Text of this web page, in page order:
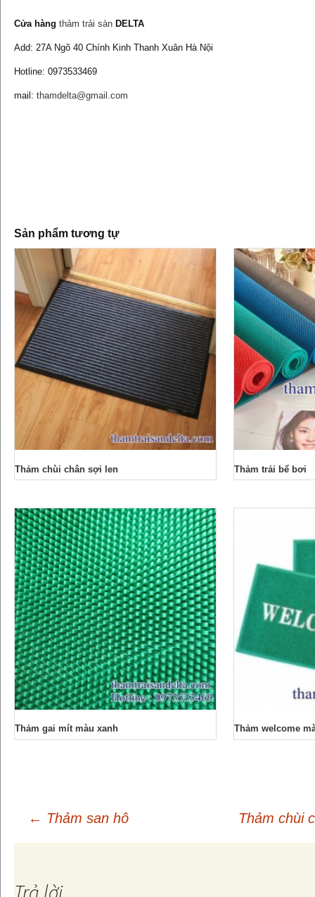
Cửa hàng thảm trải sàn DELTA
Add: 27A Ngõ 40 Chính Kinh Thanh Xuân Hà Nội
Hotline: 0973533469
mail: thamdelta@gmail.com
Sản phẩm tương tự
Thảm chùi chân sợi len Thảm trải bể bơi
Thảm gai mít màu xanh Thảm welcome
Điều
← Thảm san hô Thảm chùi